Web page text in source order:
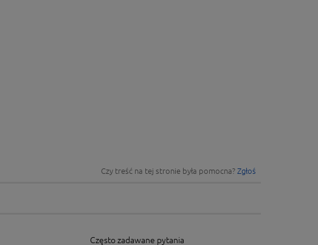
Czy treść na tej stronie była pomocna? Zgłoś
Często zadawane pytania